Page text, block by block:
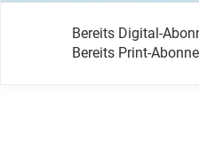
Bereits Digital-
Bereits Print-